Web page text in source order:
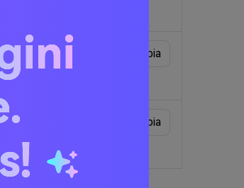
Copia
Copia